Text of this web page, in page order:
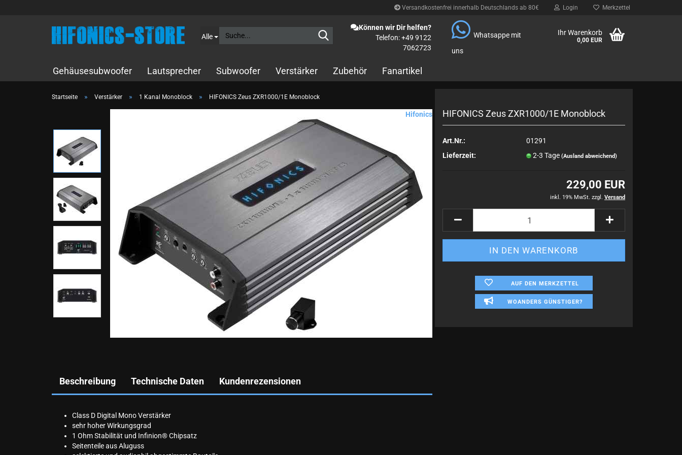
Versandkostenfrei innerhalb Deutschlands ab 80€ Login Merkzettel
Alle
Suche...Können wir Dir helfen?
Telefon: +49 9122
7062723
Whatsappe mit
uns
Ihr Warenkorb
0,00 EUR
Gehäusesubwoofer Lautsprecher
10cm Koax
13cm Koax
16,5cm Koax
5x7“
Subwoofer Verstärker Zubehör Fanartikel
Startseite » Verstärker » 1 Kanal Monoblock » HIFONICS Zeus ZXR1000/1E Monoblock
Hifonics HIFONICS Zeus ZXR1000/1E Monoblock
Art.Nr.:
01291
Lieferzeit:
2-3 Tage (Ausland abweichend)
229,00 EUR
inkl. 19% MwSt. zzgl. Versand
AUF DEN MERKZETTEL
WOANDERS GÜNSTIGER?
Beschreibung Technische Daten Kundenrezensionen
Class D Digital Mono Verstärker
sehr hoher Wirkungsgrad
1 Ohm Stabilität und Infinion® Chipsatz
Seitenteile aus Aluguss